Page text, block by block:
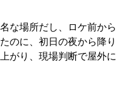
な場所だし、ロケ前から
のに、初日の夜から降り
がり、現場判断で屋外に